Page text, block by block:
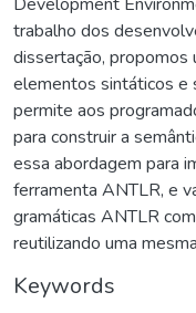
trabalho dos
dissertação, propomos
elementos sintáticos e
permite aos
para construir a
essa abordagem para
ferramenta ANTLR, e
gramáticas ANTLR
reutilizando uma
Keywords